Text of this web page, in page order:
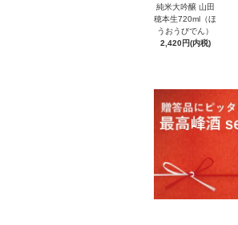
純米大吟醸 山田
穂本生720ml（ほ
うおうびでん）
2,420円(内税)